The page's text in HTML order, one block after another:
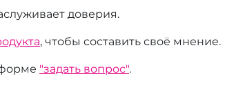
доверия.
, чтобы составить своё мнение.
"задать вопрос".